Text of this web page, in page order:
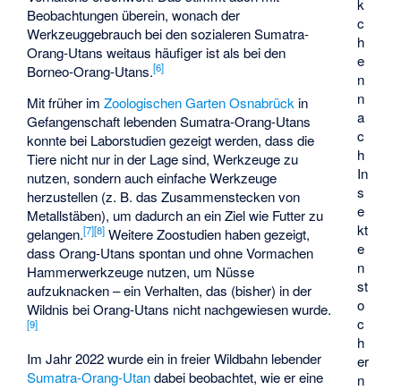
k
c
h
e
n
n
a
c
h
In
s
e
kt
e
n
st
o
c
h
er
n
Beobachtungen überein, wonach der
Werkzeuggebrauch bei den sozialeren Sumatra-
Orang-Utans weitaus häufiger ist als bei den
Borneo-Orang-Utans.[6]
Mit früher imZoologischen Garten Osnabrück in
Gefangenschaft lebenden Sumatra-Orang-Utans
konnte bei Laborstudien gezeigt werden, dass die
Tiere nicht nur in der Lage sind, Werkzeuge zu
nutzen, sondern auch einfache Werkzeuge
herzustellen (z. B. das Zusammenstecken von
Metallstäben), um dadurch an ein Ziel wie Futter zu
gelangen.[7][8] Weitere Zoostudien haben gezeigt,
dass Orang-Utans spontan und ohne Vormachen
Hammerwerkzeuge nutzen, um Nüsse
aufzuknacken – ein Verhalten, das (bisher) in der
Wildnis bei Orang-Utans nicht nachgewiesen wurde.
[9]
Im Jahr 2022 wurde ein in freier Wildbahn lebender
Sumatra-Orang-Utandabei beobachtet, wie er eine